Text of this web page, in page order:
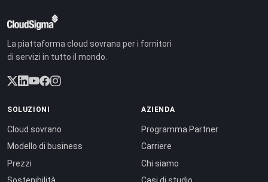
La piattaforma cloud sovrana per i fornitori
di servizi in tutto il mondo.
SOLUZIONI
Cloud sovrano
Modello di business
Prezzi
AZIENDA
Programma Partner
Carriere
Chi siamo